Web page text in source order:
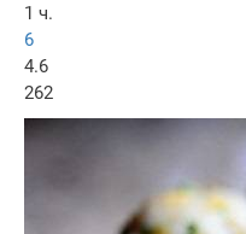
1 ч.
6
4.6
262